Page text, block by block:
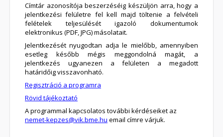
Címtár azonosítója beszerzéséig készüljön arra, hogy a
jelentkezési felületre fel kell majd töltenie a felvételi
felételek teljesülését igazoló dokumentumok
elektronikus (PDF, JPG) másolatait.
Jelentkezését nyugodtan adja le mielőbb, amennyiben
esetleg később mégis meggondolná magát, a
jelentkezés ugyanezen a felületen a megadott
határidőig visszavonható.
Regisztráció a programra
Rövid tájékoztató
A programmal kapcsolatos további kérdéseiket az
nemet-kepzes@vik.bme.hu email címre várjuk.